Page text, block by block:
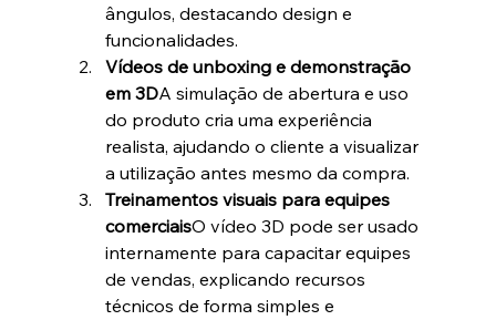
ângulos, destacando design e
funcionalidades.
Vídeos de unboxing e demonstração
em 3DA simulação de abertura e uso
do produto cria uma experiência
realista, ajudando o cliente a visualizar
a utilização antes mesmo da compra.
Treinamentos visuais para equipes
comerciaisO vídeo 3D pode ser usado
internamente para capacitar equipes
de vendas, explicando recursos
técnicos de forma simples e